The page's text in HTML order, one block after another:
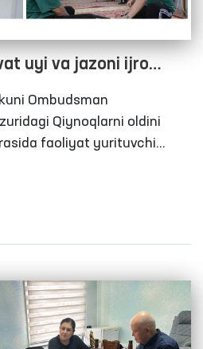
uyi va jazoni ijro
sharoitlar o‘rganildi
Ombudsman
Qiynoqlarni oldini
faoliyat yurituvchi
shaxslar uchun
tashrifini amalga